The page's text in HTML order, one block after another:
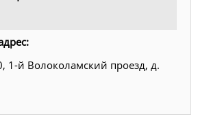
1-й Волоколамский проезд, д.